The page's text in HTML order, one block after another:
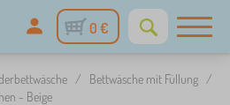
0 €
/ Bettwäsche mit Füllung /
- Beige